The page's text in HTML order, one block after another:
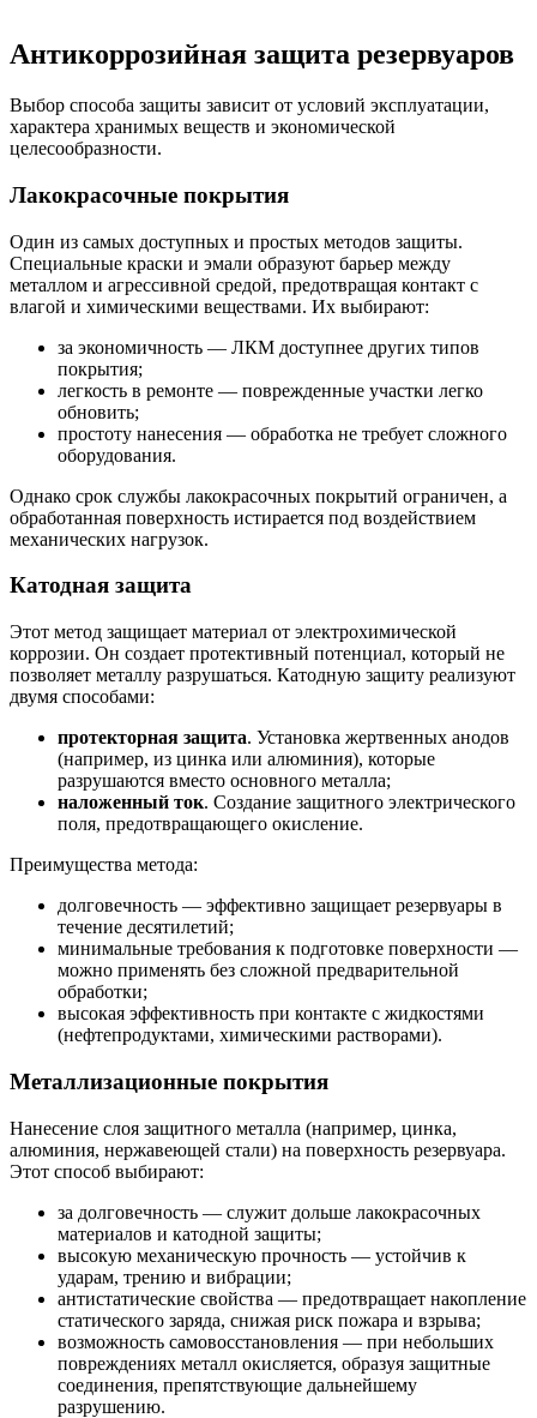
Антикоррозийная защита резервуаров
Выбор способа защиты зависит от условий эксплуатации,
характера хранимых веществ и экономической
целесообразности.
Лакокрасочные покрытия
Один из самых доступных и простых методов защиты.
Специальные краски и эмали образуют барьер между
металлом и агрессивной средой, предотвращая контакт с
влагой и химическими веществами. Их выбирают:
за экономичность — ЛКМ доступнее других типов
покрытия;
легкость в ремонте — поврежденные участки легко
обновить;
простоту нанесения — обработка не требует сложного
оборудования.
Однако срок службы лакокрасочных покрытий ограничен, а
обработанная поверхность истирается под воздействием
механических нагрузок.
Катодная защита
Этот метод защищает материал от электрохимической
коррозии. Он создает протективный потенциал, который не
позволяет металлу разрушаться. Катодную защиту реализуют
двумя способами:
протекторная защита. Установка жертвенных анодов
(например, из цинка или алюминия), которые
разрушаются вместо основного металла;
наложенный ток. Создание защитного электрического
поля, предотвращающего окисление.
Преимущества метода:
долговечность — эффективно защищает резервуары в
течение десятилетий;
минимальные требования к подготовке поверхности —
можно применять без сложной предварительной
обработки;
высокая эффективность при контакте с жидкостями
(нефтепродуктами, химическими растворами).
Металлизационные покрытия
Нанесение слоя защитного металла (например, цинка,
алюминия, нержавеющей стали) на поверхность резервуара.
Этот способ выбирают:
за долговечность — служит дольше лакокрасочных
материалов и катодной защиты;
высокую механическую прочность — устойчив к
ударам, трению и вибрации;
антистатические свойства — предотвращает накопление
статического заряда, снижая риск пожара и взрыва;
возможность самовосстановления — при небольших
повреждениях металл окисляется, образуя защитные
соединения, препятствующие дальнейшему
разрушению.